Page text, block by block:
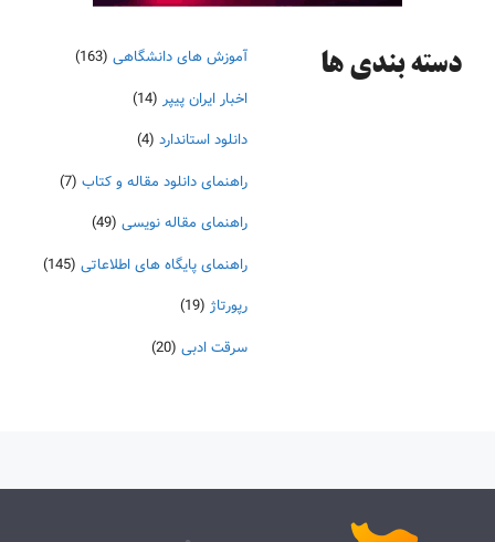
دسته‌ بندی ها آموزش های دانشگاهی (163)
اخبار ایران پیپر (14)
دانلود استاندارد (4)
راهنمای دانلود مقاله و کتاب (7)
راهنمای مقاله نویسی (49)
راهنمای پایگاه های اطلاعاتی (145)
رپورتاژ (19)
سرقت ادبی (20)